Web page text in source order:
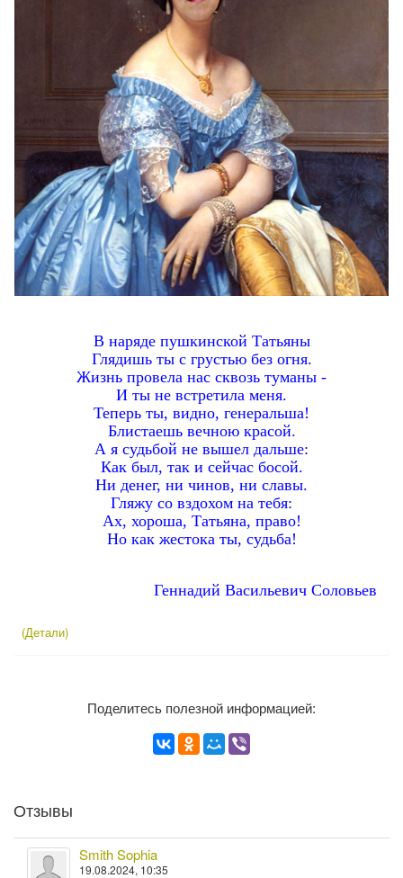
В наряде пушкинской Татьяны
Глядишь ты с грустью без огня.
Жизнь провела нас сквозь туманы -
И ты не встретила меня.
Теперь ты, видно, генеральша!
Блистаешь вечною красой.
А я судьбой не вышел дальше:
Как был, так и сейчас босой.
Ни денег, ни чинов, ни славы.
Гляжу со вздохом на тебя:
Ах, хороша, Татьяна, право!
Но как жестока ты, судьба!
Геннадий Васильевич Соловьев
(Детали)
Поделитесь полезной информацией:
Отзывы
Smith Sophia
19.08.2024, 10:35